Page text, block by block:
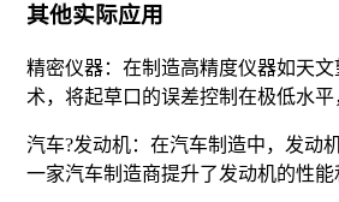
其他实际应用
精密仪器：在制造高精度仪器如天
术，将起草口的误差控制在极低水平
汽车?发动机：在汽车制造中，发动
一家汽车制造商提升了发动机的性能